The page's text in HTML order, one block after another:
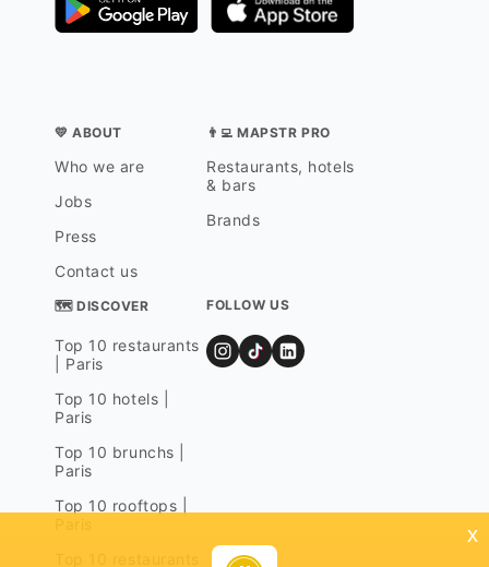
💛 ABOUT
Who we are
Jobs
Press
Contact us
👨‍💻 MAPSTR PRO
Restaurants, hotels
& bars
Brands
🗺 DISCOVER
Top 10 restaurants
| Paris
Top 10 hotels |
Paris
Top 10 brunchs |
Paris
Top 10 rooftops |
FOLLOW US
x